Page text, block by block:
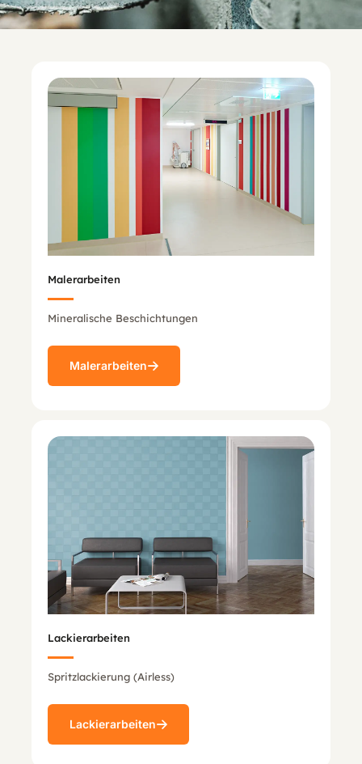
Malerarbeiten
Mineralische Beschichtungen
Malerarbeiten
Lackierarbeiten
Spritzlackierung (Airless)
Lackierarbeiten